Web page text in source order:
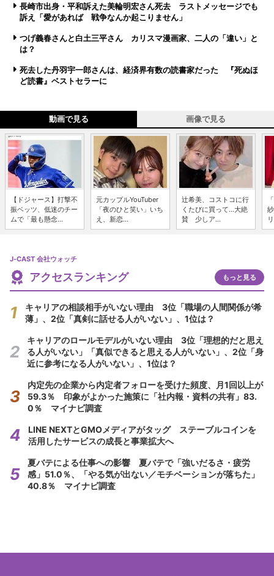
長崎市出身・平和訴えた美輪明宏さん死去 ラストメッセージでも
訴え「愛があれば 戦争なんか起こりません」
つげ義春さんと白土三平さん カリスマ漫画家、二人の「違い」と
は？
死去した丹羽宇一郎さんは、経済界有数の読書家だった 『死ぬほ
ど読書』ベストセラーに
動画で見る 画像で見る
【ドジャース】打撃不
振ベッツ、低迷のチー
ムで「最も懸念...
元カップルYouTuber
「夜のひと笑い」いち
え、新恋...
辻希美、コストコに行
くたびに買って...大絶
賛 少しア...
J-CAST 会社ウォッチ
アクセスランキング もっと見る
キャリアの相談相手がいない理由 3位「職場の人間関係が希
薄」、2位「真剣に話せる人がいない」、1位は？
キャリアのロールモデルがいない理由 3位「理想的だと思え
る人がいない」「真似できると思える人がいない」、2位「身
近に参考になる人がいない」、1位は？
内定先の企業から内定者フォローを受けた頻度、月1回以上が
59.3％ 印象がよかった施策に「社内報・資料の共有」83.
0％ マイナビ調査
LINE NEXTとGMOメディアがタッグ ステーブルコインを
活用したサービスの成長と事業拡大へ
夏バテによる仕事への影響 夏バテで「強いだるさ・疲労
感」51.0％、「やる気が出ない／モチベーションが落ちた」
40.8％ マイナビ調査